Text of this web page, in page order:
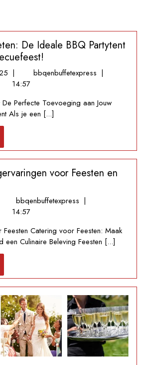
De Ideale BBQ Partytent
26
augustus
| bbqenbuffetexpress Optimaal
Ideale
Jouw
|
14:57
De Perfecte Toevoeging aan Jouw
Als je een [...]
voor Feesten en
bbqenbuffetexpress Unieke
Feesten
en
|
14:57
Catering voor Feesten: Maak
een Culinaire Beleving Feesten [...]